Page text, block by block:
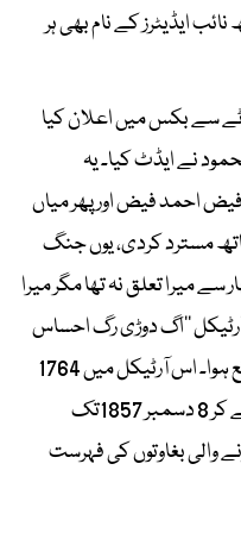
ایڈیٹرز کے نام بھی ہر
سے بکس میں اعلان کیا
نے ایڈٹ کیا۔ یہ
احمد فیض اور پھر میاں
مسترد کردی، یوں جنگ
میرا تعلق نہ تھا مگر میرا
آرٹیکل ’’اگ دوڑی رگ احساس
میں گھر سے پہلے ‘‘کے عنوان سے شائع ہوا۔ اس آرٹیکل میں 1764
میں بنگال آرمی کی پہلی بغاوت سے لے کر 8 دسمبر 1857تک
والی بغاوتوں کی فہرست